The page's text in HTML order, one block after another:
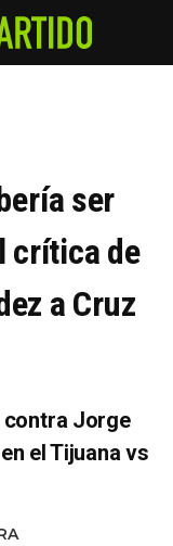
ser
crítica de
a Cruz
contra Jorge
el Tijuana vs